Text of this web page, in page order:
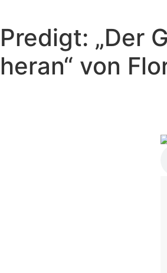
Predigt: „Der
heran“ von